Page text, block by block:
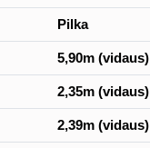
Pilka
5,90m (vidaus)
2,35m (vidaus)
2,39m (vidaus)